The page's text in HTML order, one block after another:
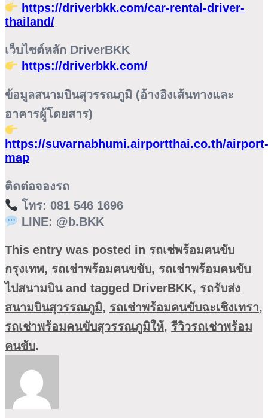
https://driverbkk.com/car-rental-driver-
thailand/
เว็บไซต์หลัก DriverBKK
https://driverbkk.com/
ข้อมูลสนามบินสุวรรณภูมิ (อ้างอิงเส้นทางและ
อาคารผู้โดยสาร)
https://suvarnabhumi.airportthai.co.th/airport-
map
ติดต่อจองรถ
โทร:081 546 1696
LINE: @b.BKK
This entry was posted in รถเช่พร้อมคนขับ
กรุงเทพ, รถเช่าพร้อมคนขขับ, รถเช่าพร้อมคนขับ
ไปสนามบินand tagged DriverBKK, รถรับส่ง
สนามบินสุวรรณภูมิ, รถเช่าพร้อมคนขับฉะเชิงเทรา,
รถเช่าพร้อมคนขับสุวรรณภูมิให้, รีวิวรถเช่าพร้อม
คนขับ.